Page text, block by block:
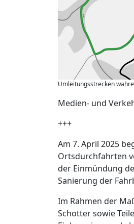
Umleitungsstrecken
Medien- und
+++
Am 7. April 2025
Ortsdurchfahrten
der Einmündung
Sanierung der
Im Rahmen der
Schotter sowie